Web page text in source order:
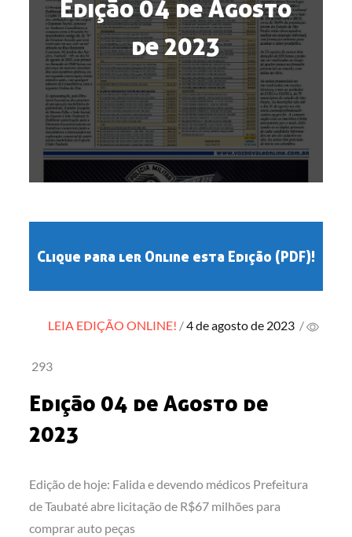
Edição 04 de Agosto
de 2023
Clique para ler Online esta Edição (PDF)!
LEIA EDIÇÃO ONLINE! Posted
4 de agosto de 2023 /
293
Edição 04 de Agosto de
2023
Edição de hoje: Falida e devendo médicos Prefeitura
de Taubaté abre licitação de R$67 milhões para
comprar auto peças